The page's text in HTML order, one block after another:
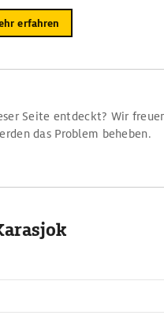
erfahren
Seite entdeckt? Wir
das Problem beheben.